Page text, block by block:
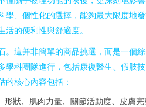
學、個性化的選擇，能夠最大限度地
的便利性與舒適度。
。這并非簡單的商品挑選，而是一個
學科團隊進行，包括康復醫生、假肢技
的核心內容包括：
形狀、肌肉力量、關節活動度、皮膚完